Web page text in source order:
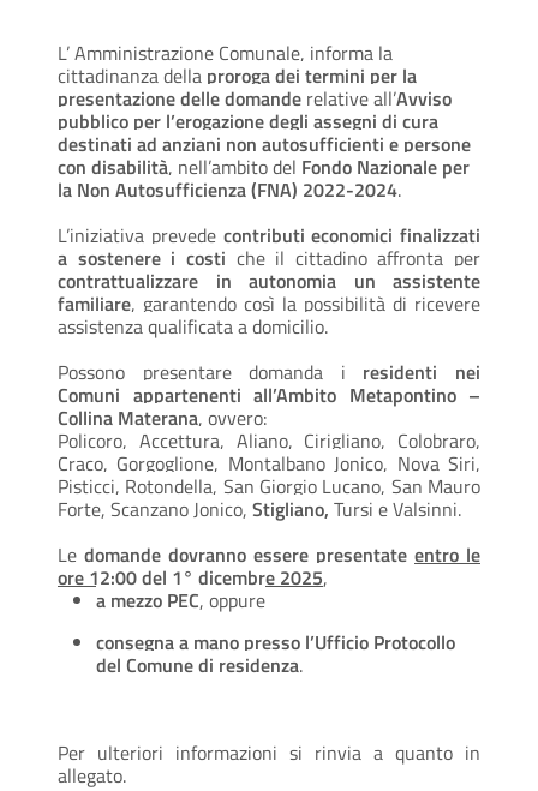
L’ Amministrazione Comunale, informa la
cittadinanza della proroga dei termini per la
presentazione delle domande relative all’Avviso
pubblico per l’erogazione degli assegni di cura
destinati ad anziani non autosufficienti e persone
con disabilità, nell’ambito del Fondo Nazionale per
la Non Autosufficienza (FNA) 2022-2024.
L’iniziativa prevede contributi economici finalizzati
a sostenere i costi che il cittadino affronta per
contrattualizzare in autonomia un assistente
familiare, garantendo così la possibilità di ricevere
assistenza qualificata a domicilio.
Possono presentare domanda i residenti nei
Comuni appartenenti all’Ambito Metapontino –
Collina Materana, ovvero:
Policoro, Accettura, Aliano, Cirigliano, Colobraro,
Craco, Gorgoglione, Montalbano Jonico, Nova Siri,
Pisticci, Rotondella, San Giorgio Lucano, San Mauro
Forte, Scanzano Jonico, Stigliano, Tursi e Valsinni.
Le domande dovranno essere presentate entro le
ore 12:00 del 1° dicembre 2025,
a mezzo PEC, oppure
consegna a mano presso l’Ufficio Protocollo
del Comune di residenza.
Per ulteriori informazioni si rinvia a quanto in
allegato.